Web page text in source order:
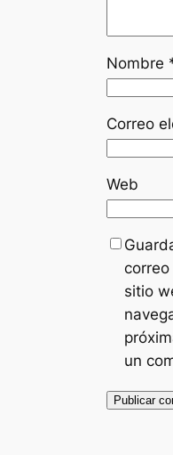
Nombre
Correo
Web
sitio
un